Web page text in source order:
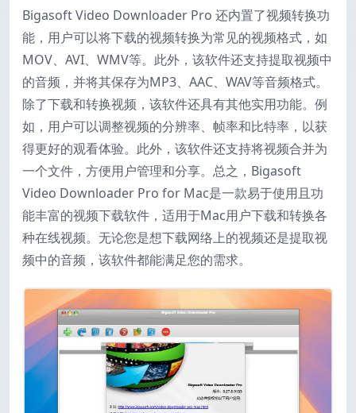
Bigasoft Video Downloader Pro 还内置了视频转换功
能，用户可以将下载的视频转换为常见的视频格式，如
MOV、AVI、WMV等。此外，该软件还支持提取视频中
的音频，并将其保存为MP3、AAC、WAV等音频格式。
除了下载和转换视频，该软件还具有其他实用功能。例
如，用户可以调整视频的分辨率、帧率和比特率，以获
得更好的观看体验。此外，该软件还支持将视频合并为
一个文件，方便用户管理和分享。总之，Bigasoft
Video Downloader Pro for Mac是一款易于使用且功
能丰富的视频下载软件，适用于Mac用户下载和转换各
种在线视频。无论您是想下载网络上的视频还是提取视
频中的音频，该软件都能满足您的需求。